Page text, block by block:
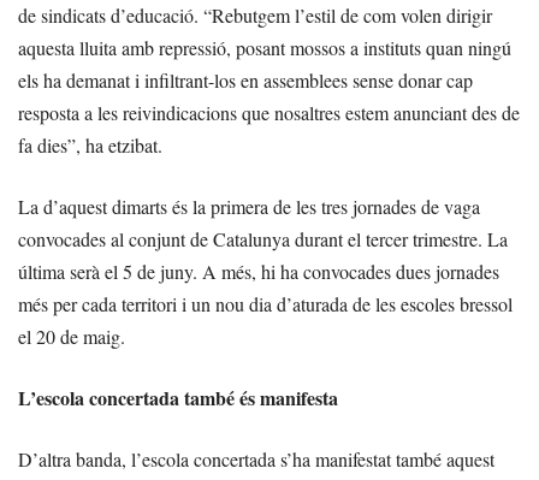
de sindicats d’educació. “Rebutgem l’estil de com volen dirigir
aquesta lluita amb repressió, posant mossos a instituts quan ningú
els ha demanat i infiltrant-los en assemblees sense donar cap
resposta a les reivindicacions que nosaltres estem anunciant des de
fa dies”, ha etzibat.
La d’aquest dimarts és la primera de les tres jornades de vaga
convocades al conjunt de Catalunya durant el tercer trimestre. La
última serà el 5 de juny. A més, hi ha convocades dues jornades
més per cada territori i un nou dia d’aturada de les escoles bressol
el 20 de maig.
L’escola concertada també és manifesta
D’altra banda, l’escola concertada s’ha manifestat també aquest